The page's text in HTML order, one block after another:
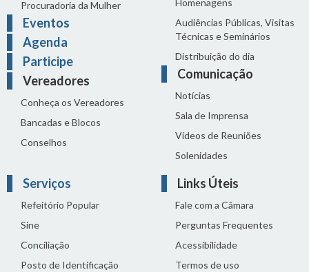
Procuradoria da Mulher
Eventos
Agenda
Participe
Vereadores
Conheça os Vereadores
Bancadas e Blocos
Conselhos
Homenagens
Audiências Públicas, Visitas
Técnicas e Seminários
Distribuição do dia
Comunicação
Notícias
Sala de Imprensa
Vídeos de Reuniões
Solenidades
Serviços
Refeitório Popular
Sine
Conciliação
Posto de Identificação
Links Úteis
Fale com a Câmara
Perguntas Frequentes
Acessibilidade
Termos de uso